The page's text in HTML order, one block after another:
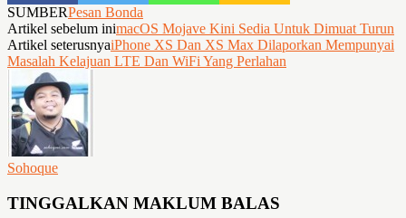
SUMBERPesan Bonda
Artikel sebelum inimacOS Mojave Kini Sedia Untuk Dimuat Turun
Artikel seterusnyaiPhone XS Dan XS Max Dilaporkan Mempunyai
Masalah Kelajuan LTE Dan WiFi Yang Perlahan
Sohoque
TINGGALKAN MAKLUM BALAS